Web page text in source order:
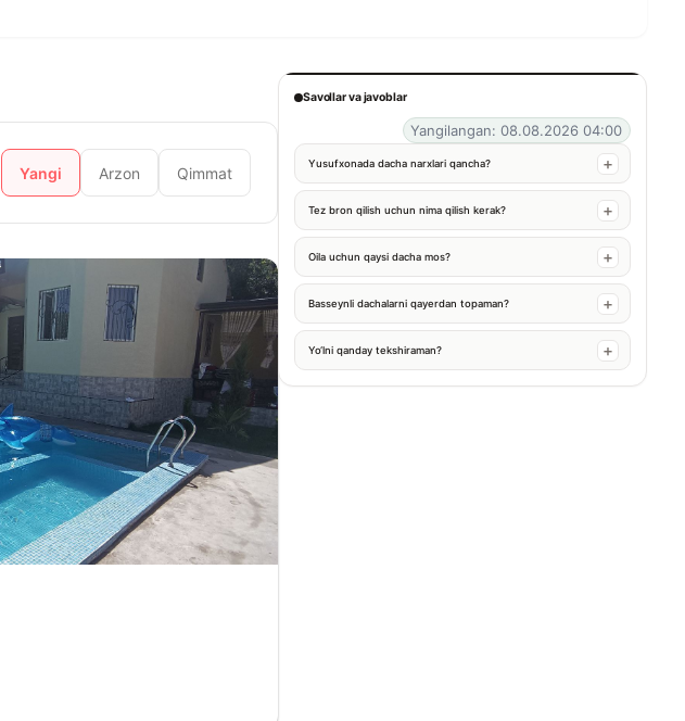
Yangi Arzon Qimmat
Savollar va javoblar
Yangilangan: 08.08.2026 04:00
Yusufxonada dacha narxlari qancha?
Tez bron qilish uchun nima qilish kerak?
Oila uchun qaysi dacha mos?
Basseynli dachalarni qayerdan topaman?
Yo‘lni qanday tekshiraman?